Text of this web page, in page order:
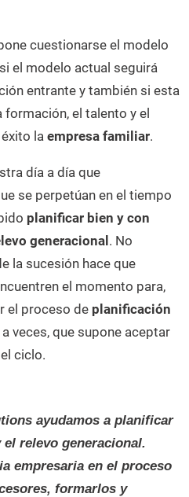
cuestionarse el modelo
el modelo actual seguirá
entrante y también si esta
el talento y el
la empresa familiar.
día a día que
se perpetúan en el tiempo
planificar bien y con
generacional . No
la sucesión hace que
el momento para,
el proceso de planificación
veces, que supone aceptar
ciclo.
ayudamos a planificar
relevo generacional.
empresaria en el proceso
formarlos y